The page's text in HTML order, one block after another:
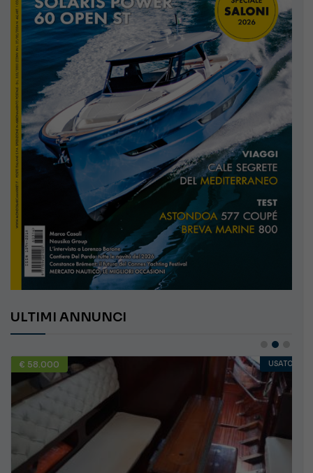
ULTIMI ANNUNCI
€ 58.000 USATO